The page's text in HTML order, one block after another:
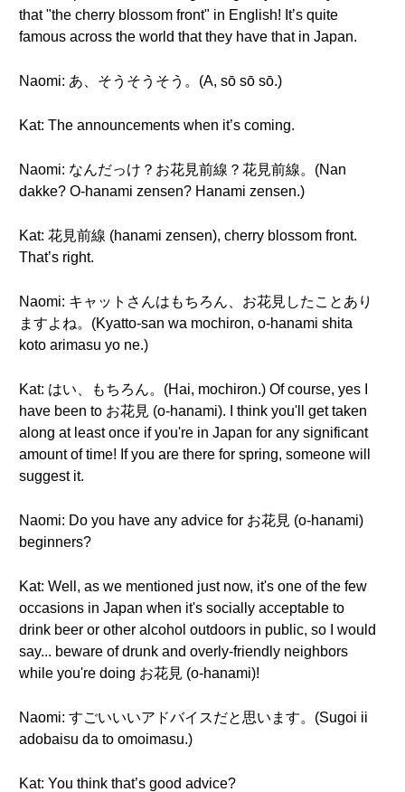
that "the cherry blossom front" in English! It’s quite
famous across the world that they have that in Japan.
Naomi: あ、そうそうそう。(A, sō sō sō.)
Kat: The announcements when it’s coming.
Naomi: なんだっけ？お花見前線？花見前線。(Nan
dakke? O-hanami zensen? Hanami zensen.)
Kat: 花見前線 (hanami zensen), cherry blossom front.
That’s right.
Naomi: キャットさんはもちろん、お花見したことあり
ますよね。(Kyatto-san wa mochiron, o-hanami shita
koto arimasu yo ne.)
Kat: はい、もちろん。(Hai, mochiron.) Of course, yes I
have been to お花見 (o-hanami). I think you'll get taken
along at least once if you're in Japan for any significant
amount of time! If you are there for spring, someone will
suggest it.
Naomi: Do you have any advice for お花見 (o-hanami)
beginners?
Kat: Well, as we mentioned just now, it's one of the few
occasions in Japan when it's socially acceptable to
drink beer or other alcohol outdoors in public, so I would
say... beware of drunk and overly-friendly neighbors
while you're doing お花見 (o-hanami)!
Naomi: すごいいいアドバイスだと思います。(Sugoi ii
adobaisu da to omoimasu.)
Kat: You think that’s good advice?